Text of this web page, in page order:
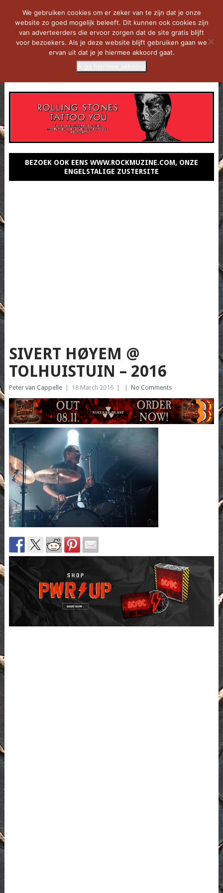
BEZOEK OOK EENS WWW.ROCKMUZINE.COM, ONZE
ENGELSTALIGE ZUSTERSITE
SIVERT HØYEM @
TOLHUISTUIN – 2016
Peter van Cappelle 18 March 2016 No Comments
We gebruiken cookies om er zeker van te zijn dat je onze
website zo goed mogelijk beleeft. Dit kunnen ook cookies zijn
van adverteerders die ervoor zorgen dat de site gratis blijft
voor bezoekers. Als je deze website blijft gebruiken gaan we
ervan uit dat je je hiermee akkoord gaat.
Ik ga hiermee akkoord